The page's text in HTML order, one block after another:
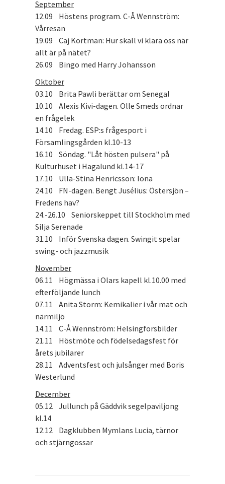
September
12.09 Höstens program. C-Å Wennström:
Vårresan
19.09 Caj Kortman: Hur skall vi klara oss när
allt är på nätet?
26.09 Bingo med Harry Johansson
Oktober
03.10 Brita Pawli berättar om Senegal
10.10 Alexis Kivi-dagen. Olle Smeds ordnar
en frågelek
14.10 Fredag. ESP:s frågesport i
Församlingsgården kl.10-13
16.10 Söndag. "Låt hösten pulsera" på
Kulturhuset i Hagalund kl.14-17
17.10 Ulla-Stina Henricsson: Iona
24.10 FN-dagen. Bengt Jusélius: Östersjön –
Fredens hav?
24.-26.10 Seniorskeppet till Stockholm med
Silja Serenade
31.10 Inför Svenska dagen. Swingit spelar
swing- och jazzmusik
November
06.11 Högmässa i Olars kapell kl.10.00 med
efterföljande lunch
07.11 Anita Storm: Kemikalier i vår mat och
närmiljö
14.11 C-Å Wennström: Helsingforsbilder
21.11 Höstmöte och födelsedagsfest för
årets jubilarer
28.11 Adventsfest och julsånger med Boris
Westerlund
December
05.12 Jullunch på Gäddvik segelpaviljong
kl.14
12.12 Dagklubben Mymlans Lucia, tärnor
och stjärngossar